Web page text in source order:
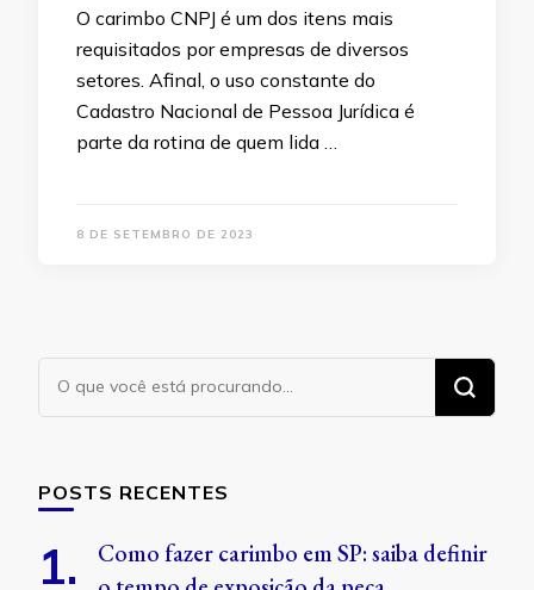
O carimbo CNPJ é um dos itens mais
requisitados por empresas de diversos
setores. Afinal, o uso constante do
Cadastro Nacional de Pessoa Jurídica é
parte da rotina de quem lida …
8 DE SETEMBRO DE 2023
Procurando
POSTS RECENTES
Como fazer carimbo em SP: saiba definir